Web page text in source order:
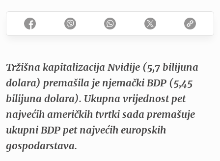
Tržišna kapitalizacija Nvidije (5,7 bilijuna
dolara) premašila je njemački BDP (5,45
bilijuna dolara). Ukupna vrijednost pet
najvećih američkih tvrtki sada premašuje
ukupni BDP pet najvećih europskih
gospodarstava.